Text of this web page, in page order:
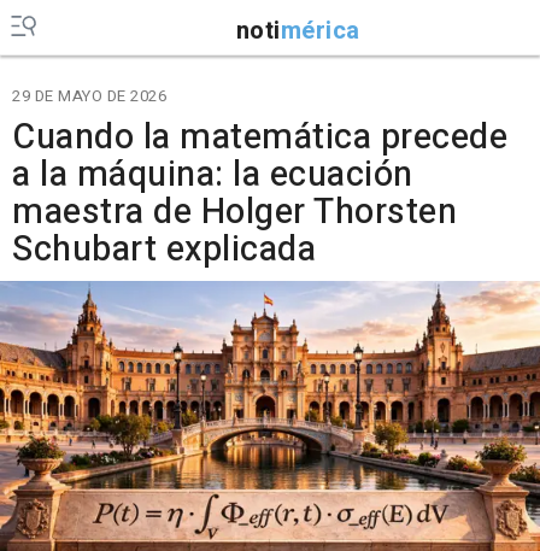
notimérica
29 DE MAYO DE 2026
Cuando la matemática precede
a la máquina: la ecuación
maestra de Holger Thorsten
Schubart explicada